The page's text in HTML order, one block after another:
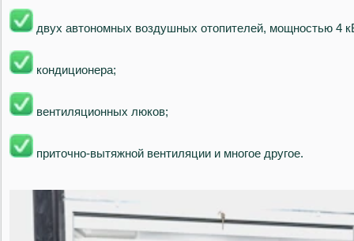
двух автономных воздушных отопителей, мощностью 4
кондиционера;
вентиляционных люков;
приточно-вытяжной вентиляции и многое другое.